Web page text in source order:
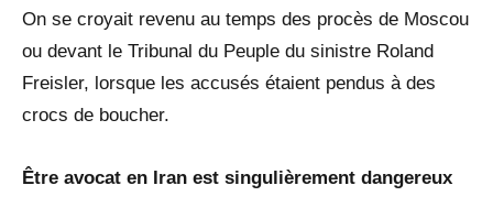
On se croyait revenu au temps des procès de Moscou
ou devant le Tribunal du Peuple du sinistre Roland
Freisler, lorsque les accusés étaient pendus à des
crocs de boucher.
Être avocat en Iran est singulièrement dangereux